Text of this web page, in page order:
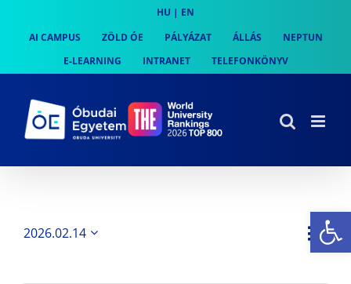
content
HU | EN
AI CAMPUS
ZÖLD ÓE PÁLYÁZAT ÁLLÁS
NEPTUN
E-LEARNING
INTRANET TELEFONKÖNYV
Nap
2026.02.14